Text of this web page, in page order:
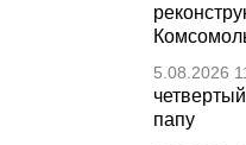
5.08.2026
папу